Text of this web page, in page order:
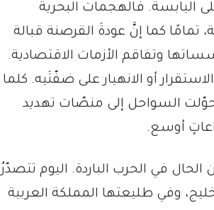
اليابسة. فالهجمات البحرية
تمامًا كما إنَّ عودةَ القرصنة قبالة
وتفاقم الأزمات الاقتصادية.
أو الانهيار على ضفّتَيه. كلما
السواحل إلى منصّات تهديد
أوسع.
في الحرب الباردة. اليوم تتصدّرُ
وفي طليعتها المملكة العربية